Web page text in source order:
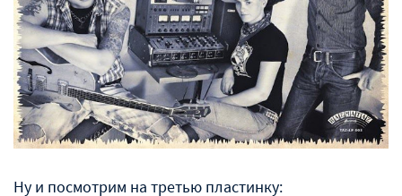
Ну и посмотрим на третью пластинку: